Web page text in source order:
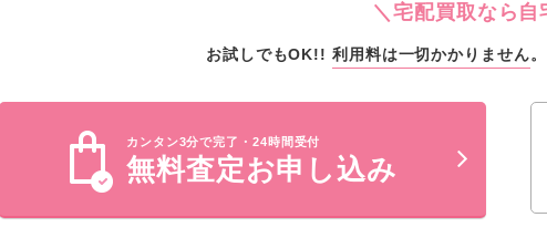
＼宅配買取なら自
お試しでもOK!! 利用料は一切かかりません。
カンタン3分で完了・24時間受付
無料査定お申し込み